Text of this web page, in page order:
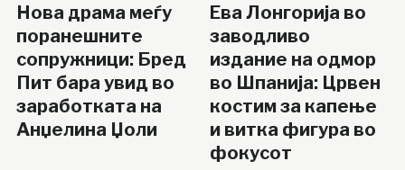
Нова драма меѓу
поранешните
сопружници: Бред
Пит бара увид во
заработката на
Анџелина Џоли
Ева Лонгорија во
заводливо
издание на одмор
во Шпанија: Црвен
костим за капење
и витка фигура во
фокусот